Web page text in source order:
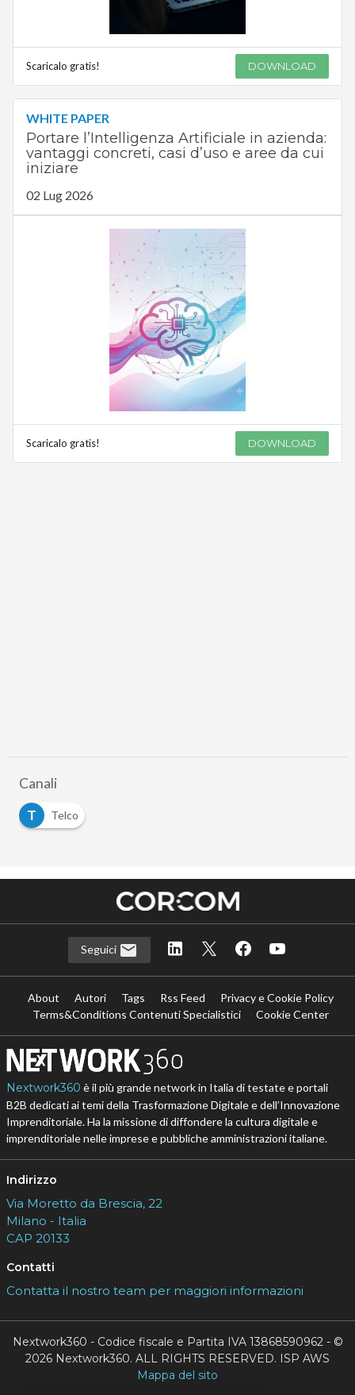
Scaricalo gratis! DOWNLOAD
WHITE PAPER
Portare l’Intelligenza Artificiale in azienda:
vantaggi concreti, casi d’uso e aree da cui
iniziare
02 Lug 2026
Scaricalo gratis! DOWNLOAD
Canali
T
Telco
Seguici
About Autori Tags Rss Feed
Privacy e Cookie Policy
Terms&Conditions Contenuti Specialistici
Cookie Center
Nextwork360 è il più grande network in Italia di testate e portali
B2B dedicati ai temi della Trasformazione Digitale e dell’Innovazione
Imprenditoriale. Ha la missione di diffondere la cultura digitale e
imprenditoriale nelle imprese e pubbliche amministrazioni italiane.
Indirizzo
Via Moretto da Brescia, 22
Milano - Italia
CAP 20133
Contatti
Contatta il nostro team per maggiori informazioni
Nextwork360 - Codice fiscale e Partita IVA 13868590962 - ©
2026 Nextwork360. ALL RIGHTS RESERVED. ISP AWS
Mappa del sito